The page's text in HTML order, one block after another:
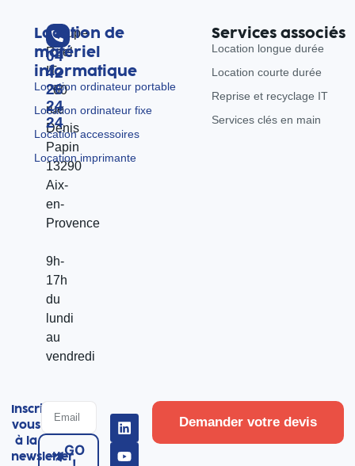
Groupe
Reel
IT
260
rue
Denis
Papin
13290
Aix-
en-
Provence
9h-
17h
du
lundi
au
vendredi
04
42
26
24
24
Location de
matériel
informatique
Location ordinateur portable
Location ordinateur fixe
Location accessoires
Location imprimante
Services associés
Location longue durée
Location courte durée
Reprise et recyclage IT
Services clés en main
Inscrivez-
vous
à la
newsletterGO
Demander votre devis